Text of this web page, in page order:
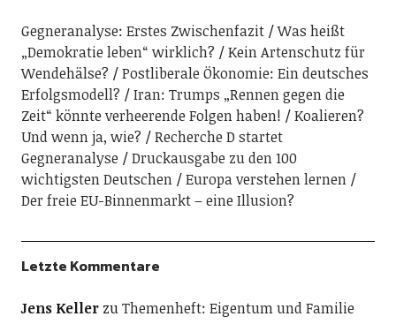
Gegneranalyse: Erstes Zwischenfazit
Was heißt
„Demokratie leben“ wirklich?
Kein Artenschutz für
Wendehälse?
Postliberale Ökonomie: Ein deutsches
Erfolgsmodell?
Iran: Trumps „Rennen gegen die
Zeit“ könnte verheerende Folgen haben!
Koalieren?
Und wenn ja, wie?
Recherche D startet
Gegneranalyse
Druckausgabe zu den 100
wichtigsten Deutschen
Europa verstehen lernen
Der freie EU-Binnenmarkt – eine Illusion?
Letzte Kommentare
Jens KellerzuThemenheft: Eigentum und Familie